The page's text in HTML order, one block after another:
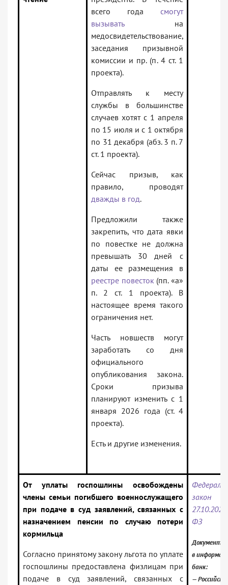
всего года смогут
вызыватьна
медосвидетельствование,
заседания призывной
комиссии и пр. (п. 4 ст. 1
проекта).
Отправлять к месту
службы в большинстве
случаев хотят с 1 апреля
по 15 июля и с 1 октября
по 31 декабря (абз. 3 п. 7
ст. 1 проекта).
Сейчас призыв, как
правило, проводят
дважды в год.
Предложили также
закрепить, что дата явки
по повестке не должна
превышать 30 дней с
даты ее размещения в
реестре повесток(пп. «а»
п. 2 ст. 1 проекта). В
настоящее время такого
ограничения нет.
Часть новшеств могут
заработать со дня
официального
опубликования закона.
Сроки призыва
планируют изменить с 1
января 2026 года (ст. 4
проекта).
Есть и другие изменения.
От уплаты госпошлины освобождены
члены семьи погибшего военнослужащего
при подаче в суд заявлений, связанных с
назначением пенсии по случаю потери
кормильца
Согласно принятому закону льгота по уплате
госпошлины предоставлена физлицам при
подаче в суд заявлений, связанных с
ФЗ
Документ
в
банк:
— Российское